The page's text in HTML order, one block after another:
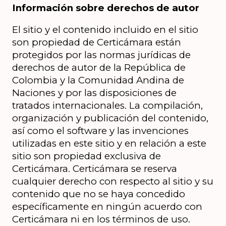
Información sobre derechos de autor
El sitio y el contenido incluido en el sitio
son propiedad de Certicámara están
protegidos por las normas jurídicas de
derechos de autor de la República de
Colombia y la Comunidad Andina de
Naciones y por las disposiciones de
tratados internacionales. La compilación,
organización y publicación del contenido,
así como el software y las invenciones
utilizadas en este sitio y en relación a este
sitio son propiedad exclusiva de
Certicámara. Certicámara se reserva
cualquier derecho con respecto al sitio y su
contenido que no se haya concedido
específicamente en ningún acuerdo con
Certicámara ni en los términos de uso.